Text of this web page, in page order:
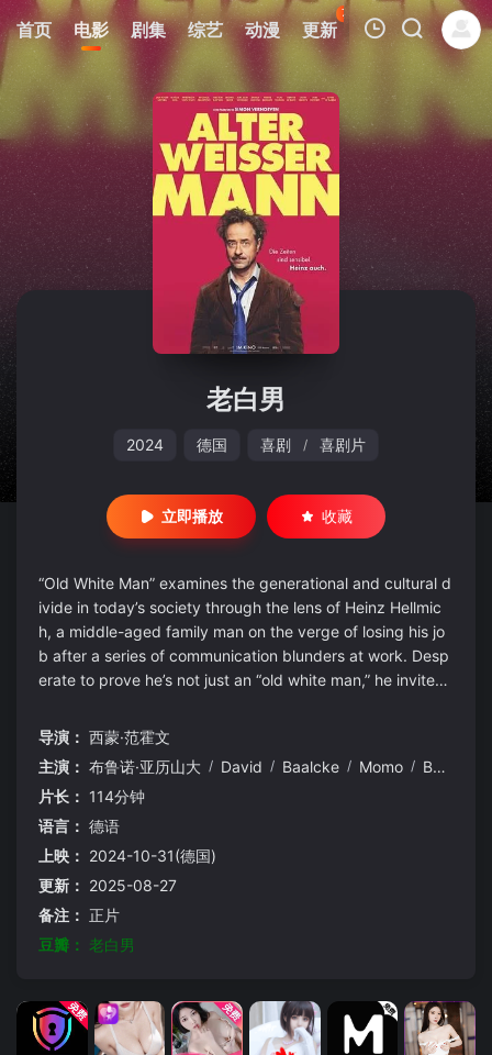
首页 电影 剧集 综艺 动漫 更新
78
热榜 APP
我的观影记录
暂无观看影片的记录
老白男
2024 德国 喜剧 / 喜剧片
立即播放 收藏
“Old White Man” examines the generational and cultural d
ivide in today’s society through the lens of Heinz Hellmic
h, a middle-aged family man on the verge of losing his jo
b after a series of communication blunders at work. Desp
erate to prove he’s not just an “old white man,” he invites
is family as modern and “woke.” How...
导演： 西蒙·范霍文
主演： 布鲁诺·亚历山大 / David / Baalcke / Momo / Beier
片长： 114分钟
语言： 德语
上映： 2024-10-31(德国)
更新： 2025-08-27
备注： 正片
豆瓣： 老白男